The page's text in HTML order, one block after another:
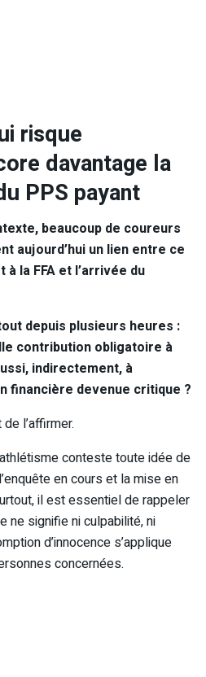
risque
davantage la
PPS payant
beaucoup de coureurs
aujourd’hui un lien entre ce
la FFA et l’arrivée du
depuis plusieurs heures :
contribution obligatoire à
indirectement, à
financière devenue critique ?
l’affirmer.
conteste toute idée de
en cours et la mise en
il est essentiel de rappeler
ne signifie ni culpabilité, ni
d’innocence s’applique
concernées.